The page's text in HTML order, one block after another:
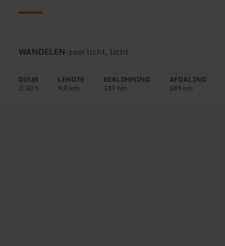
Soort
WANDELEN-Moeilijkheidsgraad:
zeer licht, licht
DUUR
2:30 h
LENGTE
9,0 km
BEKLIMMING
189 hm
AFDALING
189 hm